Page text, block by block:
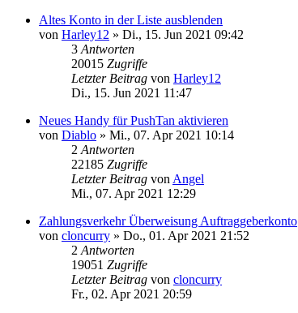
Altes Konto in der Liste ausblenden
von Harley12 » Di., 15. Jun 2021 09:42
3 Antworten
20015 Zugriffe
Letzter Beitrag von Harley12
Di., 15. Jun 2021 11:47
Neues Handy für PushTan aktivieren
von Diablo » Mi., 07. Apr 2021 10:14
2 Antworten
22185 Zugriffe
Letzter Beitrag von Angel
Mi., 07. Apr 2021 12:29
Zahlungsverkehr Überweisung Auftraggeberkonto
von cloncurry » Do., 01. Apr 2021 21:52
2 Antworten
19051 Zugriffe
Letzter Beitrag von cloncurry
Fr., 02. Apr 2021 20:59